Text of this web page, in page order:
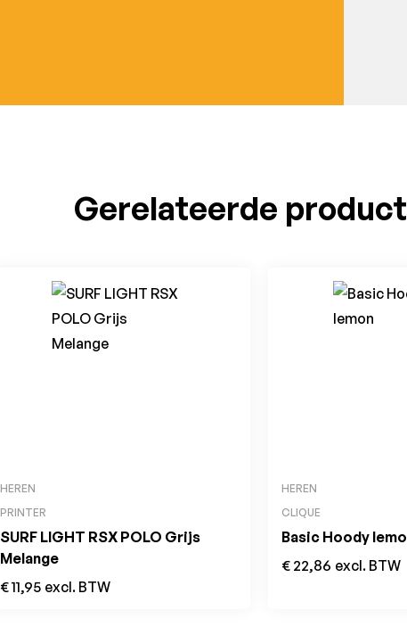
Gerelateerde
HEREN
PRINTER
SURF LIGHT RSX POLO Grijs
Melange
€11,95 excl. BTW
HEREN
CLIQUE
Basic Hoody
€ 22,86 excl. BTW